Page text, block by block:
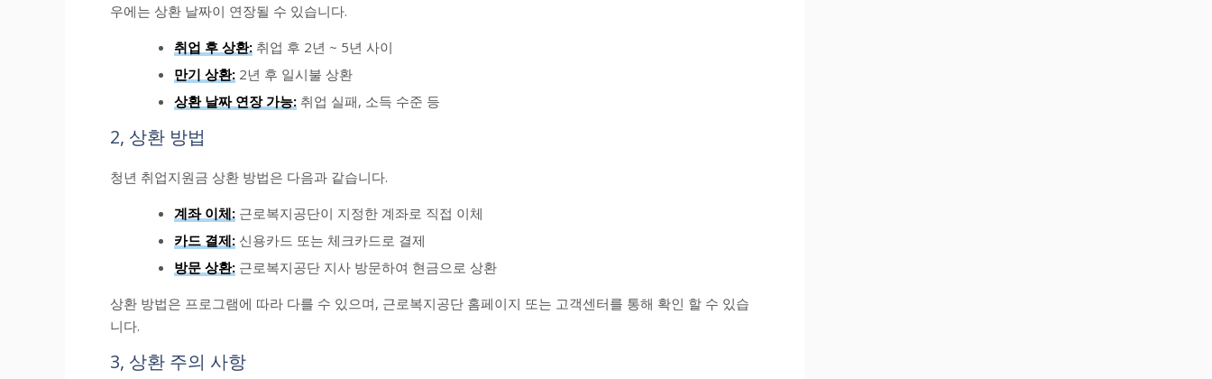
우에는 상환 날짜이 연장될 수 있습니다.
취업 후 상환: 취업 후 2년 ~ 5년 사이
만기 상환: 2년 후 일시불 상환
상환 날짜 연장 가능: 취업 실패, 소득 수준 등
2, 상환 방법
청년 취업지원금 상환 방법은 다음과 같습니다.
계좌 이체: 근로복지공단이 지정한 계좌로 직접 이체
카드 결제: 신용카드 또는 체크카드로 결제
방문 상환: 근로복지공단 지사 방문하여 현금으로 상환
상환 방법은 프로그램에 따라 다를 수 있으며, 근로복지공단 홈페이지 또는 고객센터를 통해 확인 할 수 있습
니다.
3, 상환 주의 사항